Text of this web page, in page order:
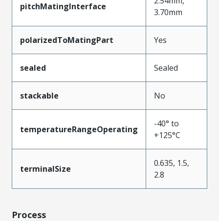
pitchMatingInterface
3.70mm
polarizedToMatingPart Yes
sealed Sealed
stackable No
temperatureRangeOperating
-40° to
+125°C
terminalSize
0.635, 1.5,
2.8
Process